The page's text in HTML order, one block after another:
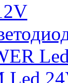
Led